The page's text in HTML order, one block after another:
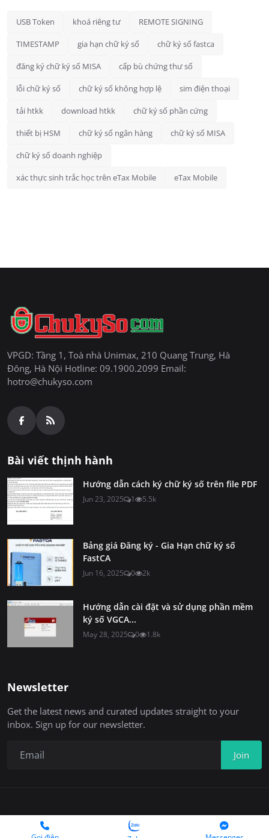
USB Token khoá riêng tư REMOTE SIGNING
TIMESTAMP gia hạn chữ ký số chữ ký số fastca
đăng ký chữ ký số MISA cấp bù chứng thư số
lỗi chữ ký số chữ ký số không hợp lệ sim điện thoại
tải htkk download htkk chữ ký số phần cứng
thiết bị HSM chữ ký số ngân hàng chữ ký số MISA
chữ ký số doanh nghiệp
xác thực sinh trắc học trên eTax Mobile eTax Mobile
VPGD: Tầng 1, Toà nhà Unimax, 210 Quang Trung, Hà
Đông, Hà Nội Hotline: 09.1900.2099 Email:
hotro@chukyso.com
Bài viết thịnh hành
Hướng dẫn cách ký chữ ký số trên file PDF
Jun 23, 2025 1 5.5k
Bảng giá Đăng ký - Gia Hạn chữ ký số
FastCA
Jun 16, 2025 0 2k
Hướng dẫn cài đặt và sử dụng phần mềm
ký số VGCA...
May 28, 2025 0 1.8k
Newsletter
Get the latest news and curated updates straight to your
inbox. Sign up for our newsletter.
Join
Copyright 2025 © Chukyso.com